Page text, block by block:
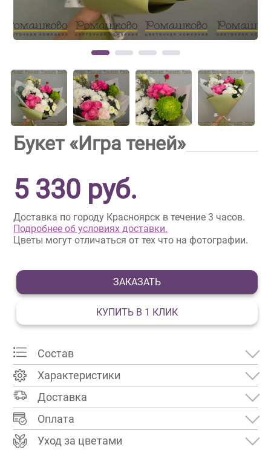
Букет «Игра теней»
5 330 руб.
Доставка по городу Красноярск в течение 3 часов.
Подробнее об условиях доставки.
Цветы могут отличаться от тех что на фотографии.
ЗАКАЗАТЬ
КУПИТЬ В 1 КЛИК
Состав
Характеристики
Доставка
Оплата
Уход за цветами